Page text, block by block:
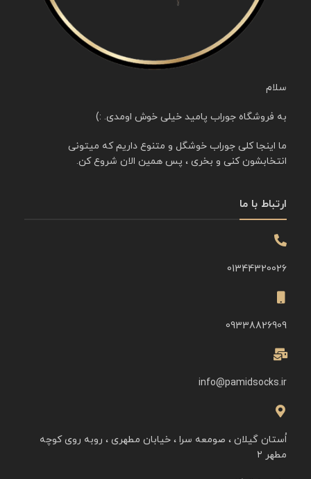
سلام
به فروشگاه جوراب پامید خیلی خوش اومدی. :)
ما اینجا کلی جوراب خوشگل و متنوع داریم که میتونی
انتخابشون کنی و بخری ، پس همین الان شروع کن.
ارتباط با ما
01344320026
09338826909
info@pamidsocks.ir
اُستان گیلان ، صومعه سرا ، خیابان مطهری ، روبه روی کوچه
مطهر ۲